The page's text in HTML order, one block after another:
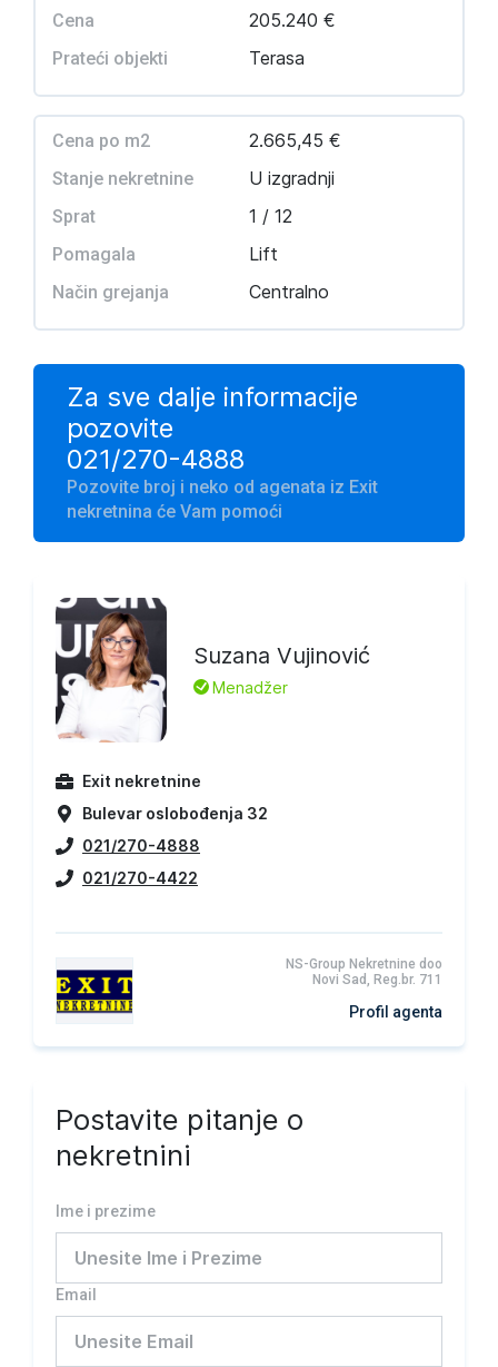
Cena 205.240 €
Prateći objekti Terasa
Cena po m2 2.665,45 €
Stanje nekretnine U izgradnji
Sprat 1 / 12
Pomagala Lift
Način grejanja Centralno
Za sve dalje informacije
pozovite
021/270-4888
Pozovite broj i neko od agenata iz Exit
nekretnina će Vam pomoći
Suzana Vujinović
L Menadžer
Exit nekretnine
Bulevar oslobođenja 32
021/270-4888
021/270-4422
NS-Group Nekretnine doo
Novi Sad, Reg.br. 711
Profil agenta
Postavite pitanje o
nekretnini
Ime i prezime
Email